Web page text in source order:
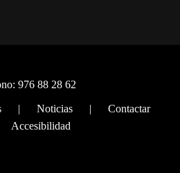
976 88 28 62
| Noticias | Contactar
Accesibilidad